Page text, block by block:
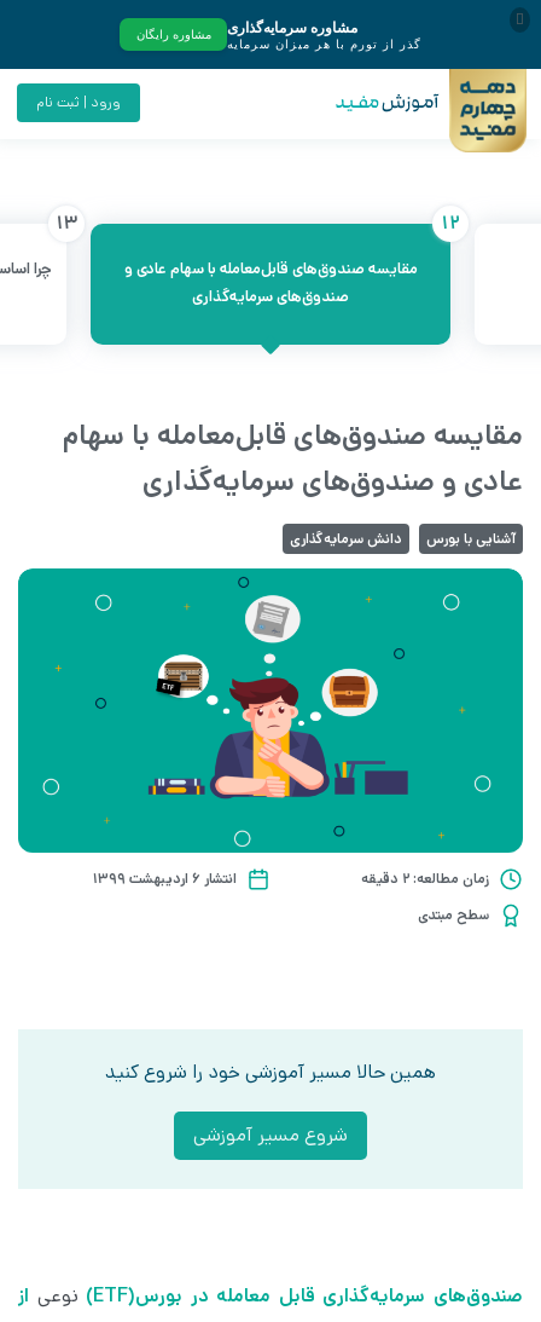
ورود | ثبت نام
12
مقایسه صندوق‌های قابل‌معامله با سهام عادی و
صندوق‌های سرمایه‌گذاری
13
چرا
مقایسه صندوق‌های قابل‌معامله با سهام
عادی و صندوق‌های سرمایه‌گذاری
آشنایی با بورس دانش سرمایه‌گذاری
زمان مطالعه: 2 دقیقه
انتشار ۶ اردیبهشت ۱۳۹۹
سطح مبتدی
همین حالا مسیر آموزشی خود را شروع کنید
شروع مسیر آموزشی
صندوق‌های سرمایه‌گذاری قابل معامله در بورس(ETF) نوعی از